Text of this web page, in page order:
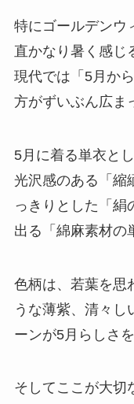
特にゴールデンウ
直かなり暑く感じ
現代では「5月か
方がずいぶん広ま
5月に着る単衣と
光沢感のある「縮
っきりとした「絹
出る「綿麻素材の
色柄は、若葉を思
うな薄紫、清々し
ーンが5月らしさ
そしてここが大切